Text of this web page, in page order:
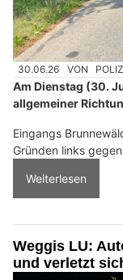
30.06.26 VON
Am Dienstag (30.
allgemeiner
Eingangs
Gründen links
Weiterlesen
Weggis LU:
und verletzt